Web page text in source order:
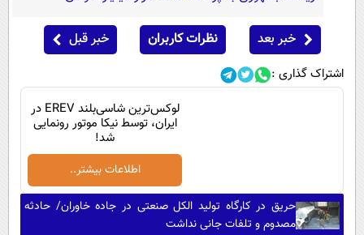
خبر بعد نظرات کاربران خبر قبل
اشتراک گذاری :
لوکس‌ترین شاسی‌بلند EREV در
ایران، توسط نیکا موتور رونمایی
شد!
اطلاعات بیشتر..
حریق در کارگاه تولید الکل صنعتی در جاده خاوران/ حادثه
مصدوم و تلفات جانی نداشت